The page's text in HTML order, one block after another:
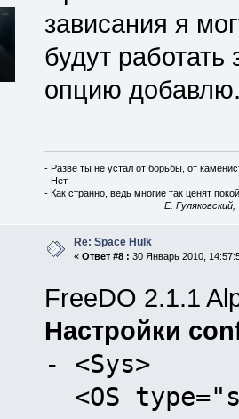
зависания я
будут
опцию
- Разве ты не устал от борьбы, от
- Нет.
- Как странно, ведь многие так ценят
E.
Re: Space Hulk
« Ответ #8 : 30 Январь 2010,
FreeDO 2.1.1
Настройки
- <Sys>
<OS